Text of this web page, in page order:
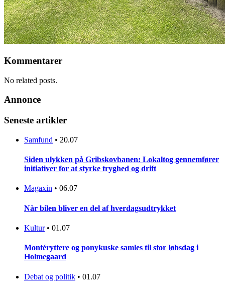
Kommentarer
No related posts.
Annonce
Seneste artikler
Samfund • 20.07
Siden ulykken på Gribskovbanen: Lokaltog gennemfører
initiativer for at styrke tryghed og drift
Magaxin • 06.07
Når bilen bliver en del af hverdagsudtrykket
Kultur • 01.07
Montéryttere og ponykuske samles til stor løbsdag i
Holmegaard
Debat og politik • 01.07